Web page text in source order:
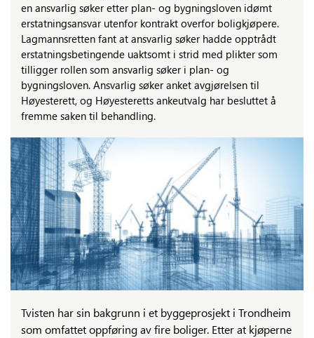
en ansvarlig søker etter plan- og bygningsloven idømt
erstatningsansvar utenfor kontrakt overfor boligkjøpere.
Lagmannsretten fant at ansvarlig søker hadde opptrådt
erstatningsbetingende uaktsomt i strid med plikter som
tilligger rollen som ansvarlig søker i plan- og
bygningsloven. Ansvarlig søker anket avgjørelsen til
Høyesterett, og Høyesteretts ankeutvalg har besluttet å
fremme saken til behandling.
Tvisten har sin bakgrunn i et byggeprosjekt i Trondheim
som omfattet oppføring av fire boliger. Etter at kjøperne